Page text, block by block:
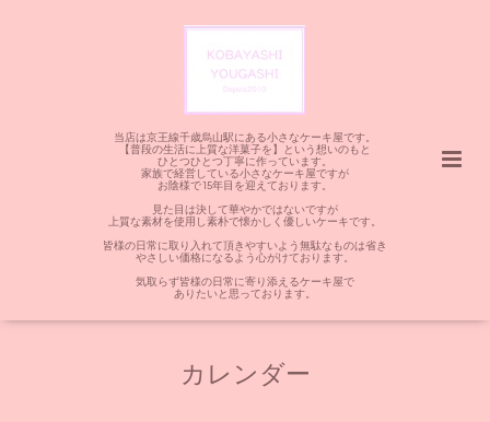
当店は京王線千歳烏山駅にある小さなケーキ屋です。
【普段の生活に上質な洋菓子を】という想いのもと
ひとつひとつ丁寧に作っています。
家族で経営している小さなケーキ屋ですが
お陰様で15年目を迎えております。
見た目は決して華やかではないですが
上質な素材を使用し素朴で懐かしく優しいケーキです。
皆様の日常に取り入れて頂きやすいよう無駄なものは省き
やさしい価格になるよう心がけております。
気取らず皆様の日常に寄り添えるケーキ屋で
ありたいと思っております。
カレンダー